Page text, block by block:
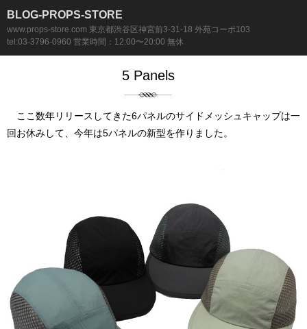
BLOG-PROPS-STORE
www.props-store.com 東京都渋谷区神宮前3-31-18 外苑コーポ103
tel:03-3796-0960 営業時間：12:00〜20:00 無休
5 Panels
ここ数年リリースしてきた6パネルのサイドメッシュキャップは一
回お休みして、今年は5パネルの新型を作りました。